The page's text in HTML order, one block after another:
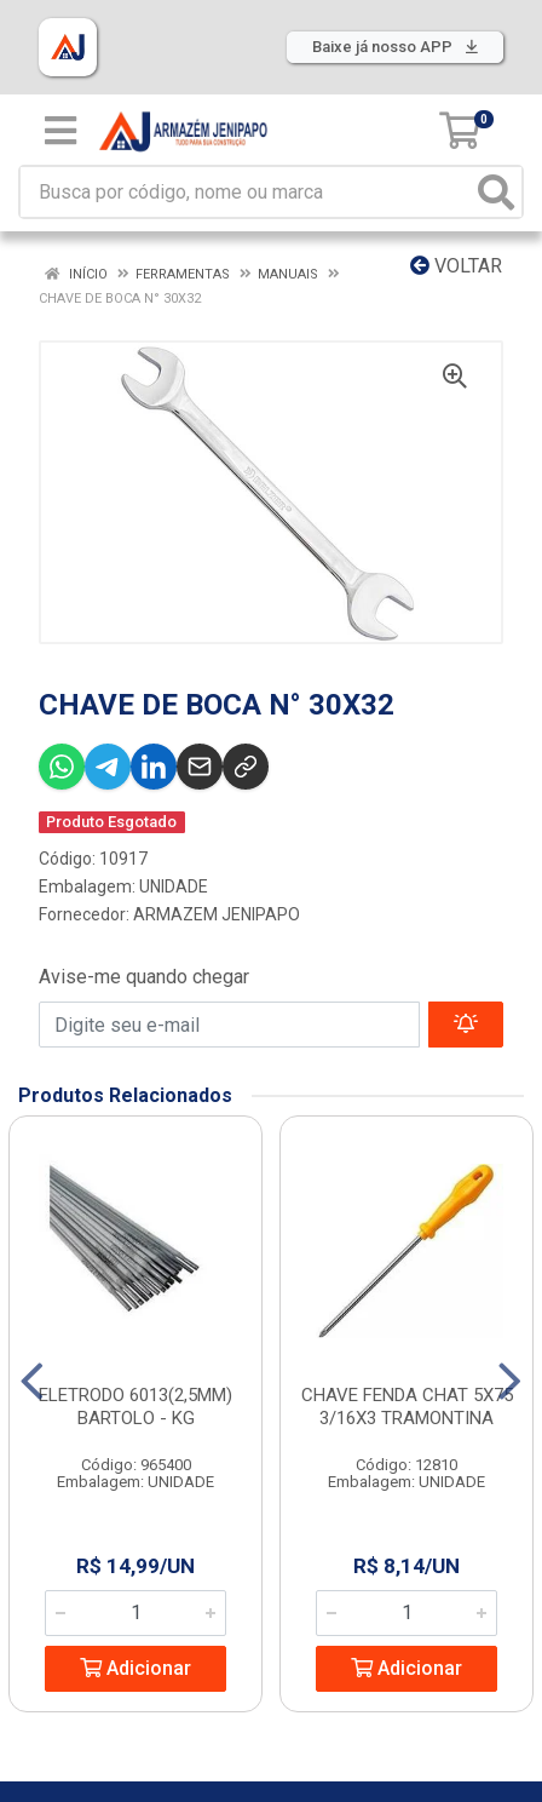
Baixe já nosso APP
0
VOLTAR
INÍCIO FERRAMENTAS
MANUAIS
CHAVE DE BOCA N° 30X32
CHAVE DE BOCA N° 30X32
Produto Esgotado
Código: 10917
Embalagem: UNIDADE
Fornecedor: ARMAZEM JENIPAPO
Avise-me quando chegar
Produtos Relacionados
ELETRODO 6013(2,5MM)
BARTOLO - KG
Código: 965400
Embalagem: UNIDADE
R$ 14,99/UN
Adicionar
CHAVE FENDA CHAT 5X75
3/16X3 TRAMONTINA
Código: 12810
Embalagem: UNIDADE
R$ 8,14/UN
Adicionar